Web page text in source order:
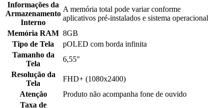
Informações da
Armazenamento
Interno
A memória total pode variar conforme
aplicativos pré-instalados e sistema operacional
Memória RAM 8GB
Tipo de Tela
pOLED com borda infinita
Tamanho da
Tela
6,55"
Resolução da
Tela
FHD+ (1080x2400)
Atenção
Produto não acompanha fone de ouvido
Taxa de